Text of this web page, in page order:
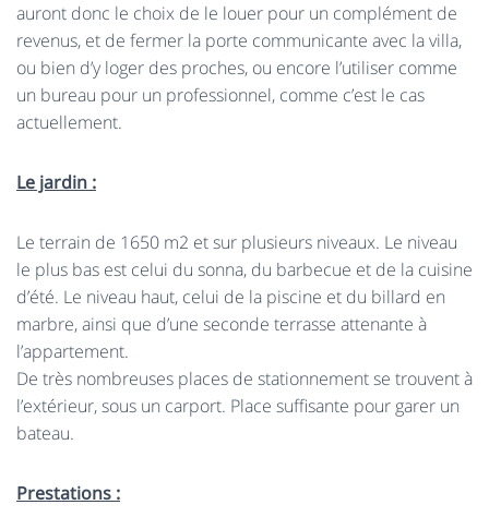
auront donc le choix de le louer pour un complément de
revenus, et de fermer la porte communicante avec la villa,
ou bien d’y loger des proches, ou encore l’utiliser comme
un bureau pour un professionnel, comme c’est le cas
actuellement.
Le jardin :
Le terrain de 1650 m2 et sur plusieurs niveaux. Le niveau
le plus bas est celui du sonna, du barbecue et de la cuisine
d’été. Le niveau haut, celui de la piscine et du billard en
marbre, ainsi que d’une seconde terrasse attenante à
l’appartement.
De très nombreuses places de stationnement se trouvent à
l’extérieur, sous un carport. Place suffisante pour garer un
bateau.
Prestations :